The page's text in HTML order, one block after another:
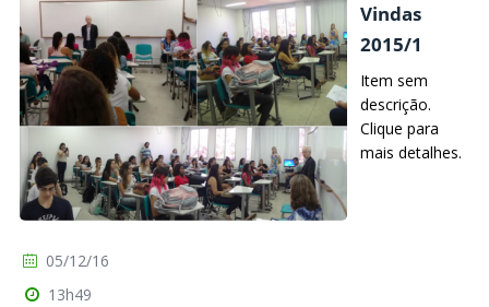
Vindas
2015/1
Item sem
descrição.
Clique para
mais detalhes.
05/12/16
13h49